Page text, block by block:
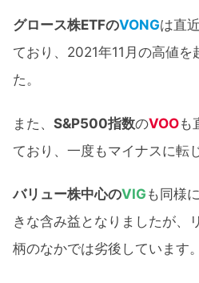
グロース株ETFのVONGは直
ており、2021年11月の高値を
た。
また、 S&P500指数のVOOも
ており、一度もマイナスに転
バリュー株中心のVIG も同様
きな含み益となりましたが、
柄のなかでは劣後しています。